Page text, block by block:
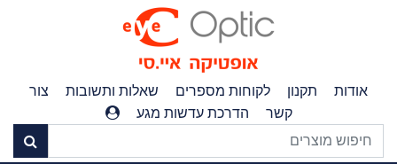
אודות תקנון לקוחות מספרים שאלות ותשובות
צור
קשר
הדרכת עדשות מגע